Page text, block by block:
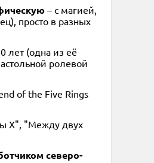
– с магией,
просто в разных
лет (одна из её
ролевой
of the Five Rings
X", "Между двух
северо-